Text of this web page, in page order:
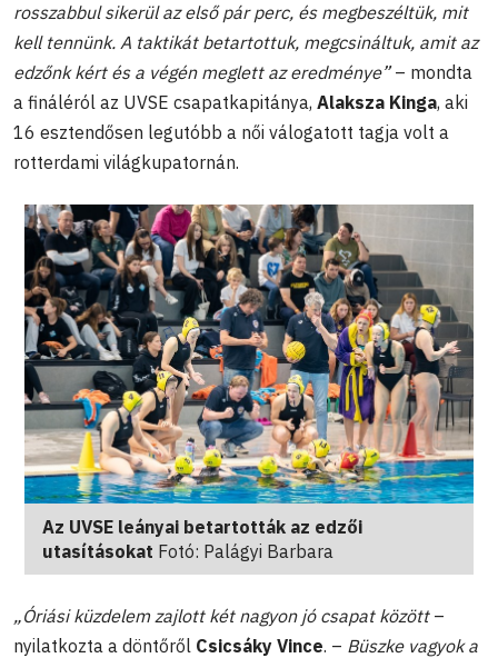
rosszabbul sikerül az első pár perc, és megbeszéltük, mit
kell tennünk. A taktikát betartottuk, megcsináltuk, amit az
edzőnk kért és a végén meglett az eredménye”– mondta
a fináléról az UVSE csapatkapitánya, Alaksza Kinga, aki
16 esztendősen legutóbb a női válogatott tagja volt a
rotterdami világkupatornán.
Az UVSE leányai betartották az edzői
utasításokat Fotó: Palágyi Barbara
„Óriási küzdelem zajlott két nagyon jó csapat között–
nyilatkozta a döntőről Csicsáky Vince. – Büszke vagyok a